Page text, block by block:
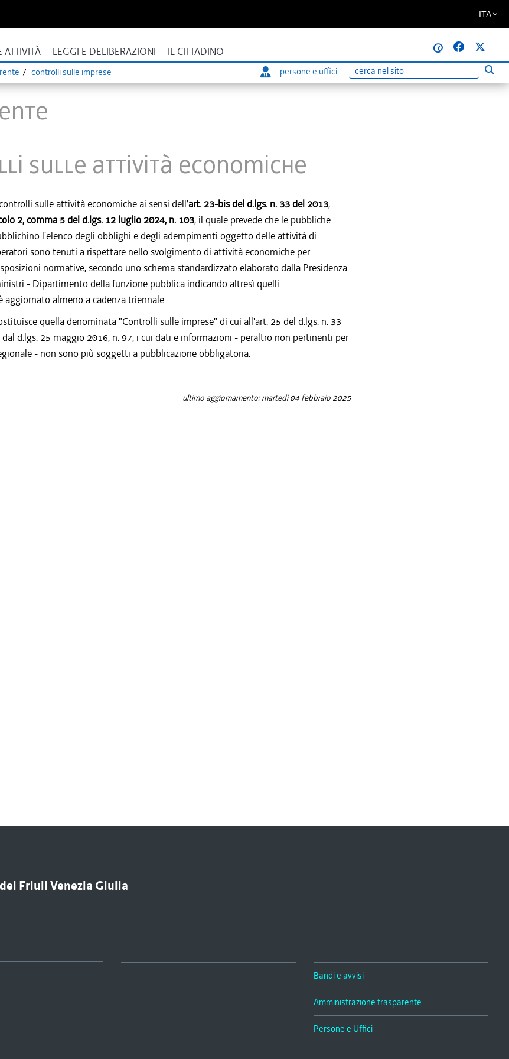
ITA
ATTIVITÀ LEGGI E DELIBERAZIONI IL CITTADINO @
controlli sulle imprese persone e uffici
Ricerca
sulle attività economiche
sulle attività economiche ai sensi dell’art. 23-bis del d.lgs. n. 33 del 2013,
2, comma 5 del d.lgs. 12 luglio 2024, n. 103, il quale prevede che le pubbliche
l'elenco degli obblighi e degli adempimenti oggetto delle attività di
sono tenuti a rispettare nello svolgimento di attività economiche per
normative, secondo uno schema standardizzato elaborato dalla Presidenza
- Dipartimento della funzione pubblica indicando altresì quelli
aggiornato almeno a cadenza triennale.
quella denominata "Controlli sulle imprese" di cui all'art. 25 del d.lgs. n. 33
d.lgs. 25 maggio 2016, n. 97, i cui dati e informazioni - peraltro non pertinenti per
- non sono più soggetti a pubblicazione obbligatoria.
ultimo aggiornamento: martedì 04 febbraio 2025
Friuli Venezia Giulia
Bandi e avvisi
Amministrazione trasparente
Persone e Uffici